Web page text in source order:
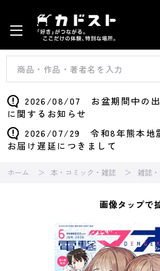
2026/08/07 お盆期間中の出
に関するお知らせ
2026/07/29 令和8年熊本地
お届け遅延につきまして
ホーム 本・コミック・雑誌 雑誌
画像タップで